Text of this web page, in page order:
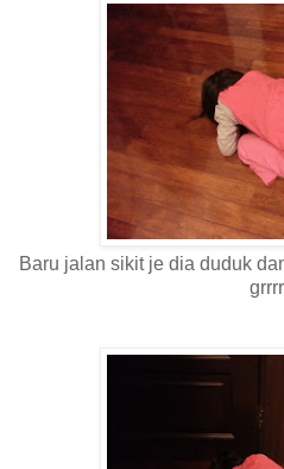
Baru jalan sikit je dia duduk
grrrr